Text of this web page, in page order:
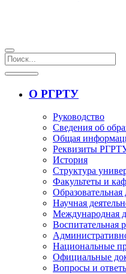
О РГРТУ
Руководство
Сведения об
Общая
Реквизиты
История
Структура
Факультеты и
Образовательная
Научная
Международная
Воспитательная
Национальные
Официальные
Вопросы и